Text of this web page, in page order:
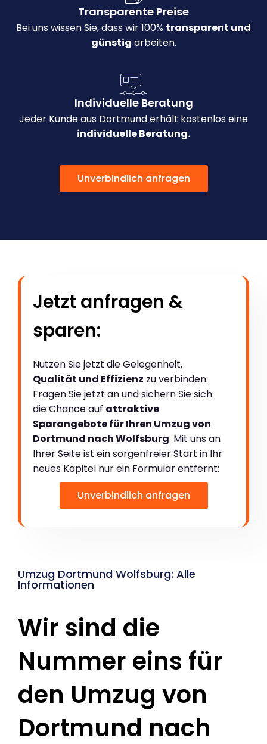
Transparente Preise
Bei uns wissen Sie, dass wir 100% transparent und
günstig arbeiten.
Individuelle Beratung
Jeder Kunde aus Dortmund erhält kostenlos eine
individuelle Beratung.
Unverbindlich anfragen
Jetzt anfragen &
sparen:
Nutzen Sie jetzt die Gelegenheit,
Qualität und Effizienz zu verbinden:
Fragen Sie jetzt an und sichern Sie sich
die Chance auf attraktive
Sparangebote für Ihren Umzug von
Dortmund nach Wolfsburg. Mit uns an
Ihrer Seite ist ein sorgenfreier Start in Ihr
neues Kapitel nur ein Formular entfernt:
Unverbindlich anfragen
Umzug Dortmund Wolfsburg: Alle
Informationen
Wir sind die
Nummer eins für
den Umzug von
Dortmund nach